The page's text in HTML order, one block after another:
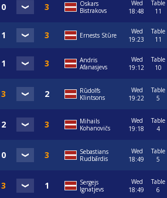
Oskars
Bistrakovs
Wed
18:48
Table
11
Ernests Stūre
Wed
19:23
Table
11
Andris
Afanasjevs
Wed
19:12
Table
10
Rūdolfs
Klintsons
Wed
19:22
Table
5
Mihails
Kohanovičs
Wed
19:18
Table
4
Sebastians
Rudbārdis
Wed
18:49
Table
5
Sergejs
Ignatjevs
Wed
18:49
Table
6